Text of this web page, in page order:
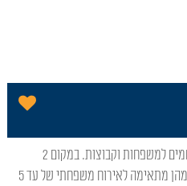
סוויטות עץ מעוצבות כאשר כל אחת מהן מתאימה לאירוח משפחתי של עד 5